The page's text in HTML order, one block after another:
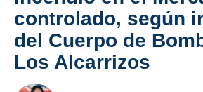
controlado, según
del Cuerpo de
Los Alcarrizos